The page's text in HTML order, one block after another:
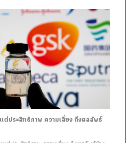
ต่ประสิทธิภาพ ความเสี่ยง ถึงผลลัพธ์